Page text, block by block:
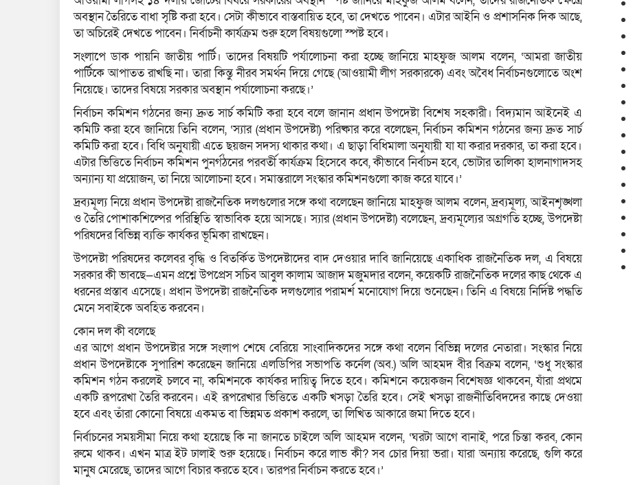
অবস্থান তৈরিতে বাধা সৃষ্টি করা হবে। সেটা কীভাবে বাস্তবায়িত হবে, তা দেখতে পাবেন। এটার আইনি ও প্রশাসনিক দিক আছে,
তা অচিরেই দেখতে পাবেন। নির্বাচনী কার্যক্রম শুরু হলে বিষয়গুলো স্পষ্ট হবে।
সংলাপে ডাক পায়নি জাতীয় পার্টি। তাদের বিষয়টি পর্যালোচনা করা হচ্ছে জানিয়ে মাহফুজ আলম বলেন, ‘আমরা জাতীয়
পার্টিকে আপাতত রাখছি না। তারা কিন্তু নীরব সমর্থন দিয়ে গেছে (আওয়ামী লীগ সরকারকে) এবং অবৈধ নির্বাচনগুলোতে অংশ
নিয়েছে। তাদের বিষয়ে সরকার অবস্থান পর্যালোচনা করছে।’
নির্বাচন কমিশন গঠনের জন্য দ্রুত সার্চ কমিটি করা হবে বলে জানান প্রধান উপদেষ্টা বিশেষ সহকারী। বিদ্যমান আইনেই এ
কমিটি করা হবে জানিয়ে তিনি বলেন, ‘স্যার (প্রধান উপদেষ্টা) পরিষ্কার করে বলেছেন, নির্বাচন কমিশন গঠনের জন্য দ্রুত সার্চ
কমিটি করা হবে। বিধি অনুযায়ী এতে ছয়জন সদস্য থাকার কথা। এ ছাড়া বিধিমালা অনুযায়ী যা যা করার দরকার, তা করা হবে।
এটার ভিত্তিতে নির্বাচন কমিশন পুনর্গঠনের পরবর্তী কার্যক্রম হিসেবে কবে, কীভাবে নির্বাচন হবে, ভোটার তালিকা হালনাগাদসহ
অন্যান্য যা প্রয়োজন, তা নিয়ে আলোচনা হবে। সমান্তরালে সংস্কার কমিশনগুলো কাজ করে যাবে।’
দ্রব্যমূল্য নিয়ে প্রধান উপদেষ্টা রাজনৈতিক দলগুলোর সঙ্গে কথা বলেছেন জানিয়ে মাহফুজ আলম বলেন, দ্রব্যমূল্য, আইনশৃঙ্খলা
ও তৈরি পোশাকশিল্পের পরিস্থিতি স্বাভাবিক হয়ে আসছে। স্যার (প্রধান উপদেষ্টা) বলেছেন, দ্রব্যমূল্যের অগ্রগতি হচ্ছে, উপদেষ্টা
পরিষদের বিভিন্ন ব্যক্তি কার্যকর ভূমিকা রাখছেন।
উপদেষ্টা পরিষদের কলেবর বৃদ্ধি ও বিতর্কিত উপদেষ্টাদের বাদ দেওয়ার দাবি জানিয়েছে একাধিক রাজনৈতিক দল, এ বিষয়ে
সরকার কী ভাবছে—এমন প্রশ্নে উপপ্রেস সচিব আবুল কালাম আজাদ মজুমদার বলেন, কয়েকটি রাজনৈতিক দলের কাছ থেকে এ
ধরনের প্রস্তাব এসেছে। প্রধান উপদেষ্টা রাজনৈতিক দলগুলোর পরামর্শ মনোযোগ দিয়ে শুনেছেন। তিনি এ বিষয়ে নির্দিষ্ট পদ্ধতি
মেনে সবাইকে অবহিত করবেন।
কোন দল কী বলেছে
এর আগে প্রধান উপদেষ্টার সঙ্গে সংলাপ শেষে বেরিয়ে সাংবাদিকদের সঙ্গে কথা বলেন বিভিন্ন দলের নেতারা। সংস্কার নিয়ে
প্রধান উপদেষ্টাকে সুপারিশ করেছেন জানিয়ে এলডিপির সভাপতি কর্নেল (অব.) অলি আহমদ বীর বিক্রম বলেন, ‘শুধু সংস্কার
কমিশন গঠন করলেই চলবে না, কমিশনকে কার্যকর দায়িত্ব দিতে হবে। কমিশনে কয়েকজন বিশেষজ্ঞ থাকবেন, যাঁরা প্রথমে
একটি রূপরেখা তৈরি করবেন। এই রূপরেখার ভিত্তিতে একটি খসড়া তৈরি হবে। সেই খসড়া রাজনীতিবিদদের কাছে দেওয়া
হবে এবং তাঁরা কোনো বিষয়ে একমত বা ভিন্নমত প্রকাশ করলে, তা লিখিত আকারে জমা দিতে হবে।
নির্বাচনের সময়সীমা নিয়ে কথা হয়েছে কি না জানতে চাইলে অলি আহমদ বলেন, ‘ঘরটা আগে বানাই, পরে চিন্তা করব, কোন
রুমে থাকব। এখন মাত্র ইট ঢালাই শুরু হয়েছে। নির্বাচন করে লাভ কী? সব চোর দিয়া ভরা। যারা অন্যায় করেছে, গুলি করে
মানুষ মেরেছে, তাদের আগে বিচার করতে হবে। তারপর নির্বাচন করতে হবে।’